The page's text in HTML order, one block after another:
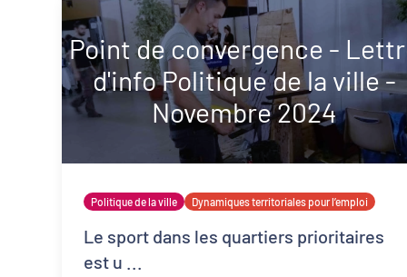
Point de convergence -
d'info Politique de la ville -
Novembre 2024
Politique de la ville Dynamiques territoriales pour l’emploi
Le sport dans les quartiers prioritaires